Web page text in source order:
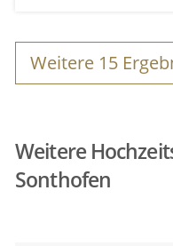
Weitere 15
Weitere
Sonthofen